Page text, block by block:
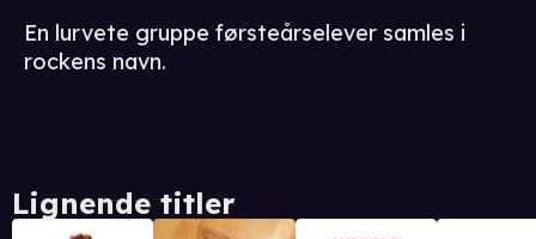
En lurvete gruppe førsteårselever samles i
rockens navn.
Lignende titler